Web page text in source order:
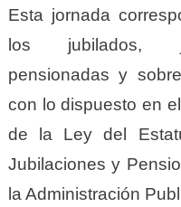
Esta jornada
los jubilados,
pensionadas y
con lo dispuesto en
de la Ley del
Jubilaciones y
la Administración